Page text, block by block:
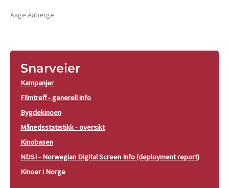
Aage Aaberge
Snarveier
Kampanjer
Filmtreff - generell info
Bygdekinoen
Månedsstatistikk - oversikt
Kinobasen
NDSI - Norwegian Digital Screen Info (deployment report)
Kinoer i Norge